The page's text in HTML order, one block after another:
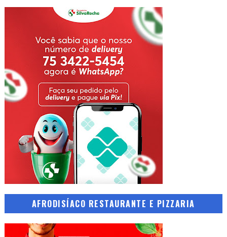
AFRODISÍACO RESTAURANTE E PIZZARIA